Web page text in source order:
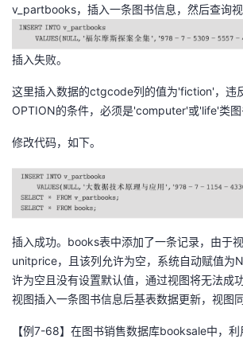
v_partbooks，插入一条图书信息，然后查询视
插入失败。
这里插入数据的ctgcode列的值为'fiction'，违
OPTION的条件，必须是'computer'或'life'类图
修改代码，如下。
插入成功。books表中添加了一条记录，由于
unitprice，且该列允许为空，系统自动赋值为
许为空且没有设置默认值，通过视图将无法成
视图插入一条图书信息后基表数据更新，视图同
【例7-68】在图书销售数据库booksale中，利